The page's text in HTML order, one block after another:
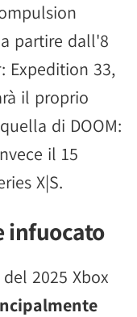
partire dall'8
Expedition 33,
il proprio
di DOOM:
il 15
X|S.
infuocato
2025 Xbox